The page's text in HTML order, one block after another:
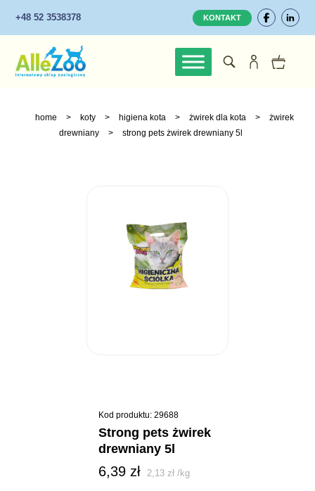
+48 52 3538378 KONTAKT
home > koty > higiena kota > żwirek dla kota >
żwirek
drewniany
> strong pets żwirek drewniany 5l
Kod produktu: 29688
strong pets żwirek
drewniany 5l
6,39 zł 2,13zł /kg